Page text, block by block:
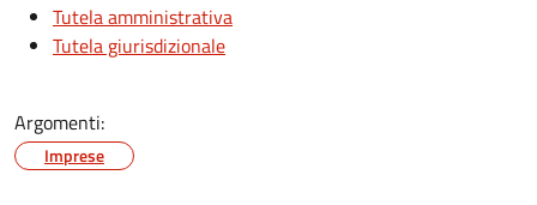
Tutela amministrativa
Tutela giurisdizionale
Argomenti:
Imprese